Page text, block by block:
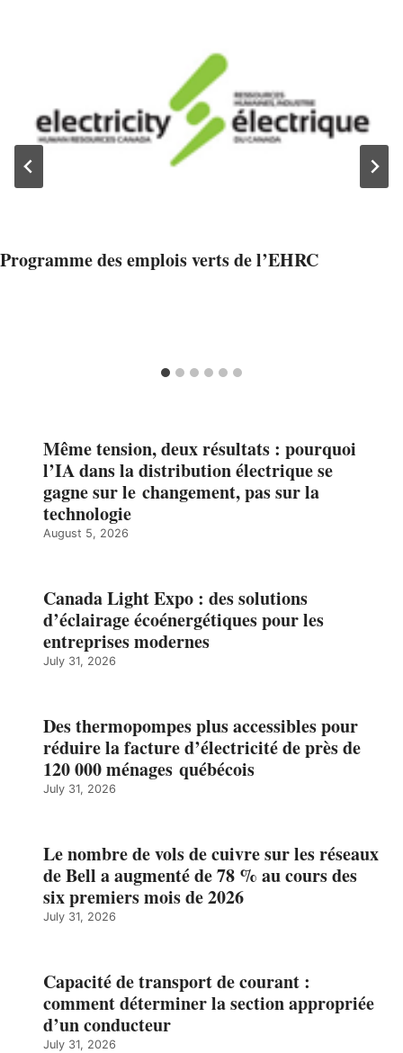
Programme des emplois verts de l’EHRC
Même tension, deux résultats : pourquoi
l’IA dans la distribution électrique se
gagne sur le changement, pas sur la
technologie
August 5, 2026
Canada Light Expo : des solutions
d’éclairage écoénergétiques pour les
entreprises modernes
July 31, 2026
Des thermopompes plus accessibles pour
réduire la facture d’électricité de près de
120 000 ménages québécois
July 31, 2026
Le nombre de vols de cuivre sur les réseaux
de Bell a augmenté de 78 % au cours des
six premiers mois de 2026
July 31, 2026
Capacité de transport de courant :
comment déterminer la section appropriée
d’un conducteur
July 31, 2026